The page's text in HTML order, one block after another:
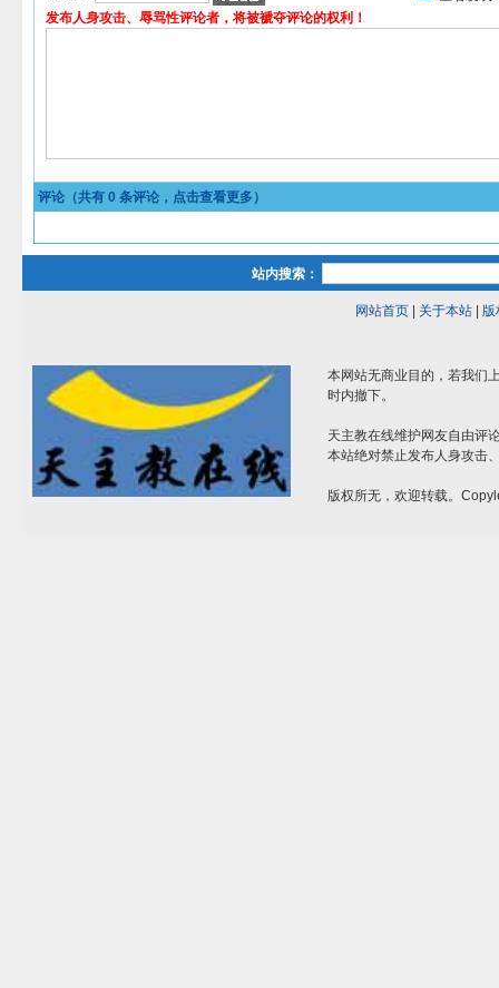
发布人身攻击、辱骂性评论者，将被褫夺评论的权利！
评论（共有 0 条评论，点击查看更多）
站内搜索：
网站首页| 关于本站| 版
本网站无商业目的，若我们
时内撤下。
天主教在线维护网友自由评
本站绝对禁止发布人身攻击
版权所无，欢迎转载。